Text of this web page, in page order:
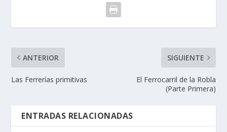
ANTERIOR
Las Ferrerí­as primitivas
SIGUIENTE
El Ferrocarril de la Robla
(Parte Primera)
ENTRADAS RELACIONADAS